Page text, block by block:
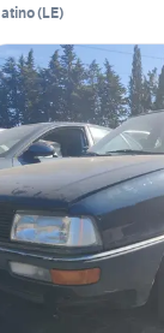
(LE)